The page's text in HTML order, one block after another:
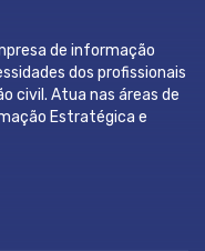
de informação
dos profissionais
civil. Atua nas áreas de
Estratégica e